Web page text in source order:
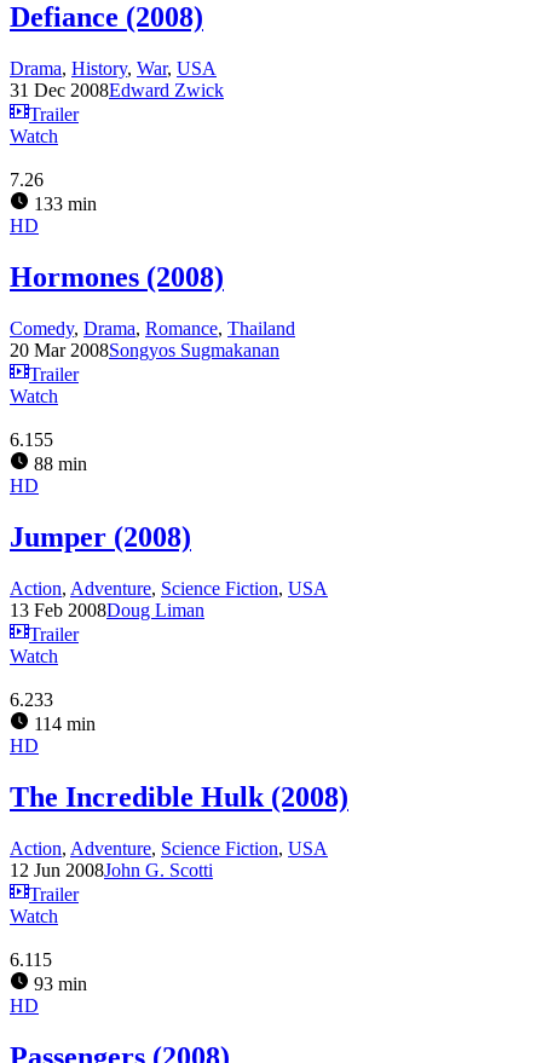
Defiance (2008)
Drama, History, War, USA
31 Dec 2008Edward Zwick
Trailer
Watch
7.26
133 min
HD
Hormones (2008)
Comedy, Drama, Romance, Thailand
20 Mar 2008Songyos Sugmakanan
Trailer
Watch
6.155
88 min
HD
Jumper (2008)
Action, Adventure, Science Fiction, USA
13 Feb 2008Doug Liman
Trailer
Watch
6.233
114 min
HD
The Incredible Hulk (2008)
Action, Adventure, Science Fiction, USA
12 Jun 2008John G. Scotti
Trailer
Watch
6.115
93 min
HD
Passengers (2008)